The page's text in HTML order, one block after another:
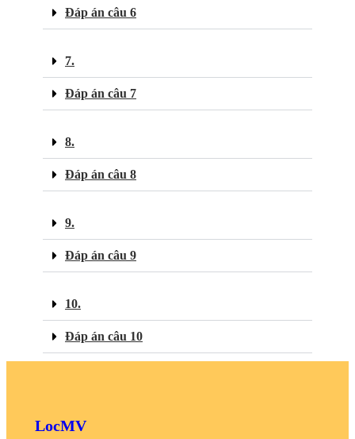
Đáp án câu 6
7.
Đáp án câu 7
8.
Đáp án câu 8
9.
Đáp án câu 9
10.
Đáp án câu 10
LocMV